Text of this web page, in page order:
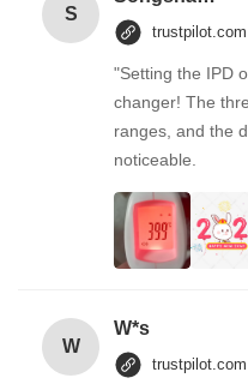
S
trustpilot.com
"Setting the IPD
changer! The
ranges, and the
noticeable.
W
W*s
trustpilot.com